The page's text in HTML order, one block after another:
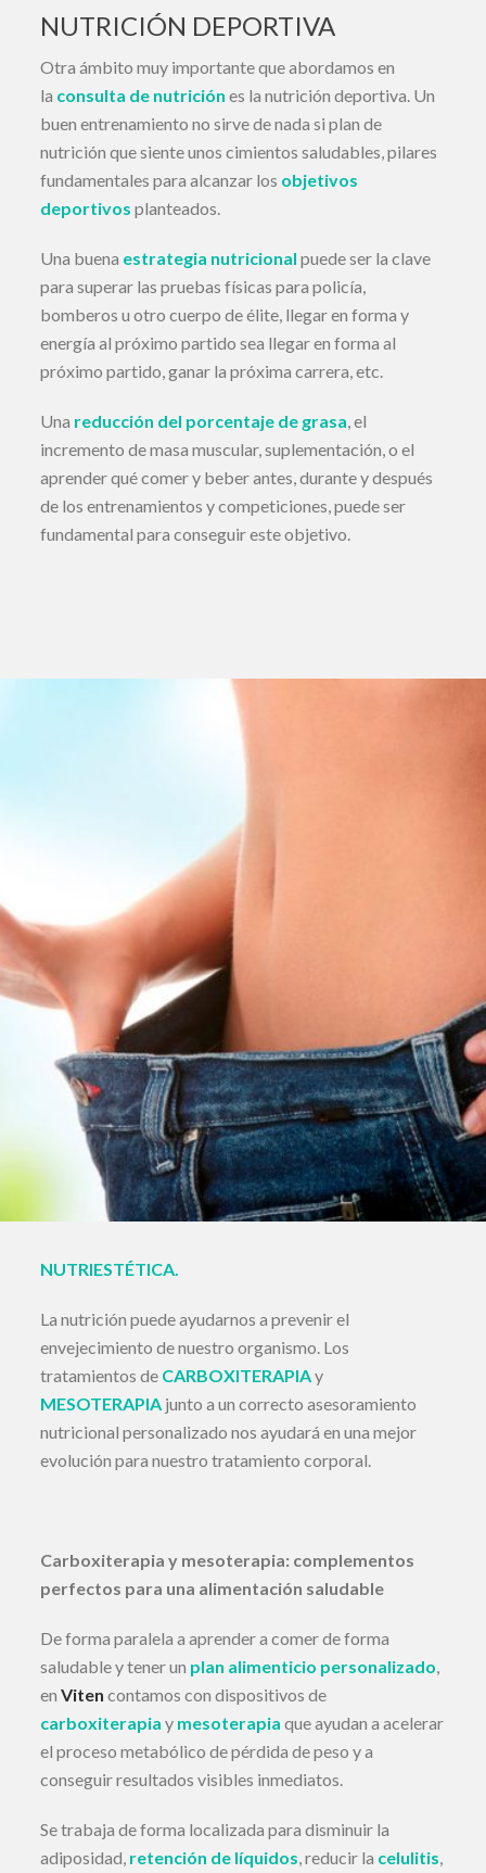
NUTRICIÓN DEPORTIVA
Otra ámbito muy importante que abordamos en
la consulta de nutrición es la nutrición deportiva. Un
buen entrenamiento no sirve de nada si plan de
nutrición que siente unos cimientos saludables, pilares
fundamentales para alcanzar los objetivos
deportivos planteados.
Una buena estrategia nutricional puede ser la clave
para superar las pruebas físicas para policía,
bomberos u otro cuerpo de élite, llegar en forma y
energía al próximo partido sea llegar en forma al
próximo partido, ganar la próxima carrera, etc.
Una reducción del porcentaje de grasa, el
incremento de masa muscular, suplementación, o el
aprender qué comer y beber antes, durante y después
de los entrenamientos y competiciones, puede ser
fundamental para conseguir este objetivo.
NUTRIESTÉTICA.
La nutrición puede ayudarnos a prevenir el
envejecimiento de nuestro organismo. Los
tratamientos de CARBOXITERAPIAy
MESOTERAPIA junto a un correcto asesoramiento
nutricional personalizado nos ayudará en una mejor
evolución para nuestro tratamiento corporal.
Carboxiterapia y mesoterapia: complementos
perfectos para una alimentación saludable
De forma paralela a aprender a comer de forma
saludable y tener un plan alimenticio personalizado,
enViten contamos con dispositivos de
carboxiterapia y mesoterapia que ayudan a acelerar
el proceso metabólico de pérdida de peso y a
conseguir resultados visibles inmediatos.
Se trabaja de forma localizada para disminuir la
adiposidad, retención de líquidos, reducir la celulitis,